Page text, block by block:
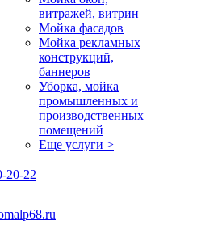
витражей, витрин
Мойка фасадов
Мойка рекламных
конструкций,
баннеров
Уборка, мойка
промышленных и
производственных
помещений
Еще услуги >
20-22